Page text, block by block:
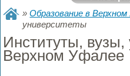
»Образование в
университеты
Институты, вузы,
Верхном Уфалее